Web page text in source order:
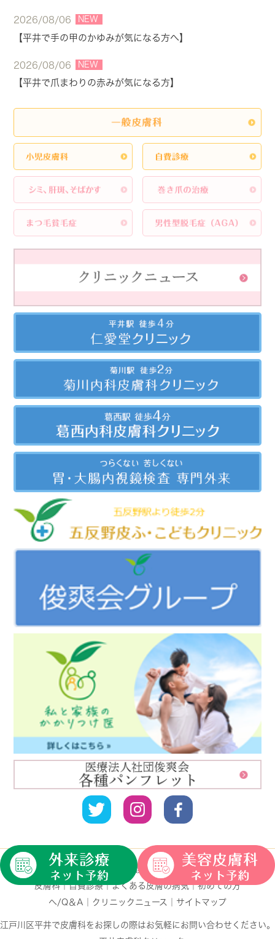
2026/08/06 NEW
【平井で手の甲のかゆみが気になる方へ】
2026/08/06 NEW
【平井で爪まわりの赤みが気になる方】
HOME ｜ クリニック紹介 診療案内｜ 一般皮膚科 ｜小児
皮膚科｜自費診療｜よくある皮膚の病気｜初めての方
へ/Q＆A
クリニックニュース サイトマップ
江戸川区平井で皮膚科をお探しの際はお気軽にお問い合わせください。